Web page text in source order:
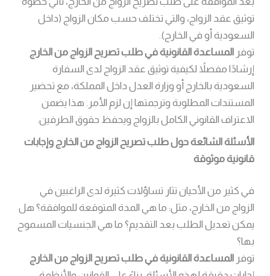
توثيق عقد الزواج، والتي تختلف حسب مكان الزواج (داخل
السعودية أو في الخارج).
توفرالمساعدة القانونية في طلب تصريح الزواج من الخارج
إرشادًا مفصلاً لكيفية توثيق عقد الزواج لدى السفارة
السعودية بالخارج أو وزارة العدل داخل المملكة، مع تحضير
المستندات المطلوبة وترجمتها إن لزم الأمر. هذا يضمن
الاعتراف القانوني الكامل بالزواج ويحفظ حقوق الطرفين.
الأسئلة الشائعة حول طلب تصريح الزواج من الخارج وإجابات
قانونية موثوقة
في كثير من الأحيان تثار تساؤلات كثيرة لدى الراغبين في
الزواج من الخارج، مثل: ما هي المدة المتوقعة للموافقة؟ هل
يمكن تعديل الطلب بعد التقديم؟ ما هي الجنسيات المسموح
بها؟
توفرالمساعدة القانونية في طلب تصريح الزواج من الخارج